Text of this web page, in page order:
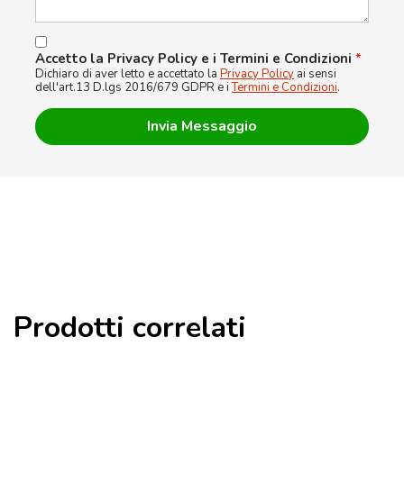
Accetto la Privacy Policy e i Termini e Condizioni *
Dichiaro di aver letto e accettato la Privacy Policy ai sensi
dell'art.13 D.lgs 2016/679 GDPR e iTermini e Condizioni.
Prodotti correlati